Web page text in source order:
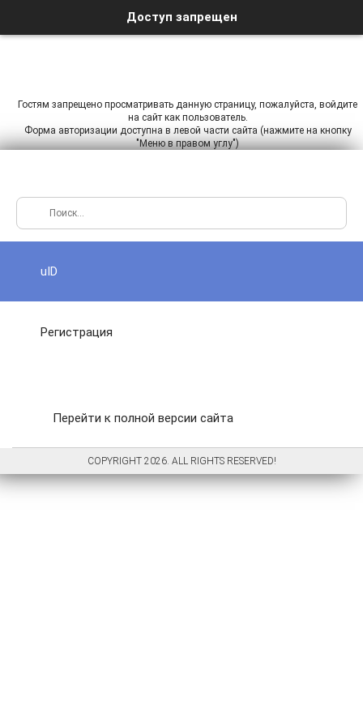
Доступ запрещен
Гостям запрещено просматривать данную страницу, пожалуйста, войдите
на сайт как пользователь.
Форма авторизации доступна в левой части сайта (нажмите на кнопку
"Меню в правом углу")
uID
Регистрация
Перейти к полной версии сайта
COPYRIGHT 2026. ALL RIGHTS RESERVED!